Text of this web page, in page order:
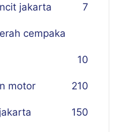
jakarta 7
cempaka
10
motor 210
150